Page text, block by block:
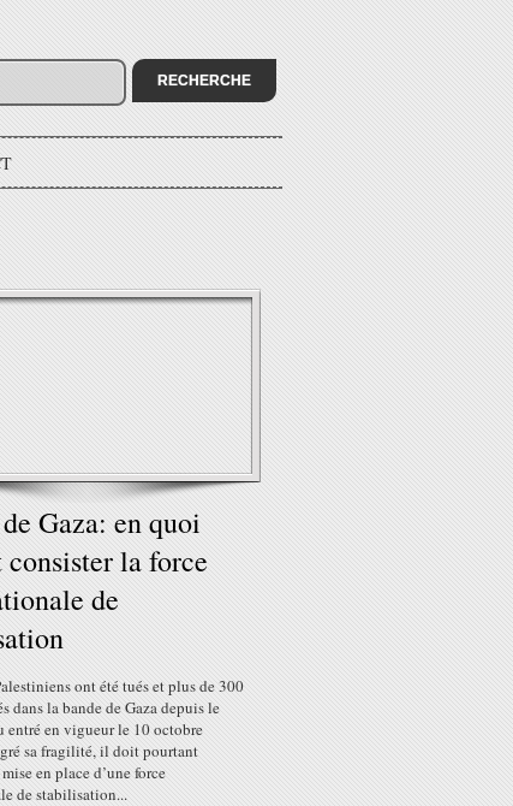
Gaza: en quoi
la force
de
ont été tués et plus de 300
dans la bande de Gaza depuis le
entré en vigueur le 10 octobre
sa fragilité, il doit pourtant
en place d’une force
de stabilisation...